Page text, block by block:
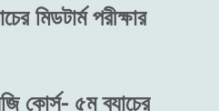
মিডটার্ম পরীক্ষার
কোর্স- ৫ম ব্যাচের